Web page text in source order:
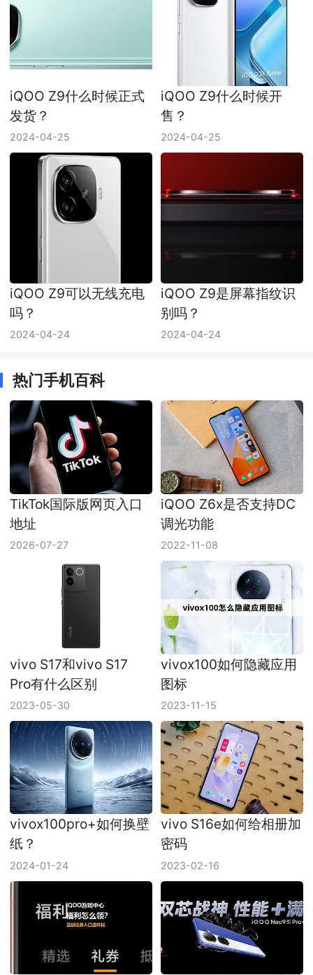
iQOO Z9什么时候正式
发货？
2024-04-25
iQOO Z9什么时候开
售？
2024-04-25
iQOO Z9可以无线充电
吗？
2024-04-24
iQOO Z9是屏幕指纹识
别吗？
2024-04-24
热门手机百科
TikTok国际版网页入口
地址
2026-07-27
iQOO Z6x是否支持DC
调光功能
2022-11-08
vivo S17和vivo S17
Pro有什么区别
2023-05-30
vivox100如何隐藏应用
图标
2023-11-15
vivox100pro+如何换壁
纸？
2024-01-24
vivo S16e如何给相册加
密码
2023-02-16